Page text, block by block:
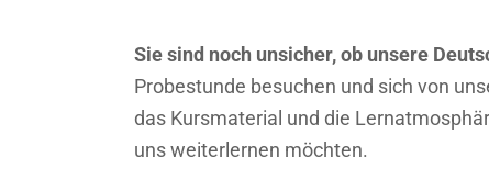
Sie sind noch unsicher, ob unsere
Probestunde besuchen und sich von
das Kursmaterial und die
uns weiterlernen möchten.